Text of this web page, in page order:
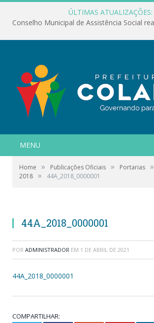
ÚLTIMAS ATUALIZAÇÕES:
MENU
Home » Publicações Oficiais » Portarias »
2018 » 44A_2018_0000001
44A_2018_0000001
POR ADMINISTRADOR EM 1 DE ABRIL DE 2021
44A_2018_0000001
COMPARTILHAR: